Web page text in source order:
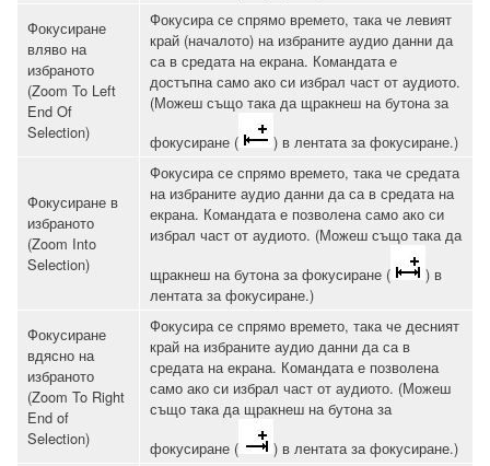
Фокусиране
вляво на
избраното
(Zoom To Left
End Of
Selection)
Фокусира се спрямо времето, така че левият
край (началото) на избраните аудио данни да
са в средата на екрана. Командата е
достъпна само ако си избрал част от аудиото.
(Можеш също така да щракнеш на бутона за
фокусиране (
) в лентата за фокусиране.)
Фокусиране в
избраното
(Zoom Into
Selection)
Фокусира се спрямо времето, така че средата
на избраните аудио данни да са в средата на
екрана. Командата е позволена само ако си
избрал част от аудиото. (Можеш също така да
щракнеш на бутона за фокусиране (
) в
лентата за фокусиране.)
Фокусиране
вдясно на
избраното
(Zoom To Right
End of
Selection)
Фокусира се спрямо времето, така че десният
край на избраните аудио данни да са в
средата на екрана. Командата е позволена
само ако си избрал част от аудиото. (Можеш
също така да щракнеш на бутона за
фокусиране (
) в лентата за фокусиране.)